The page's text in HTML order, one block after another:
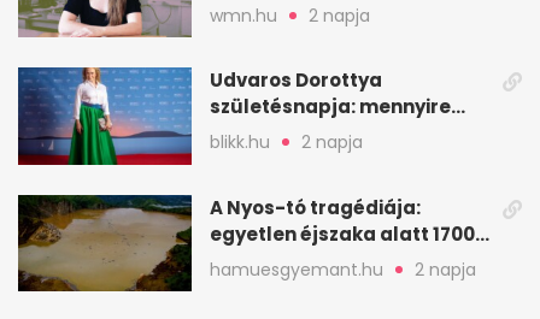
hitelessége
wmn.hu 2 napja
Udvaros Dorottya
születésnapja: mennyire
ismered a filmszerepeit?
blikk.hu 2 napja
A Nyos-tó tragédiája:
egyetlen éjszaka alatt 1700
ember halt meg
hamuesgyemant.hu 2 napja